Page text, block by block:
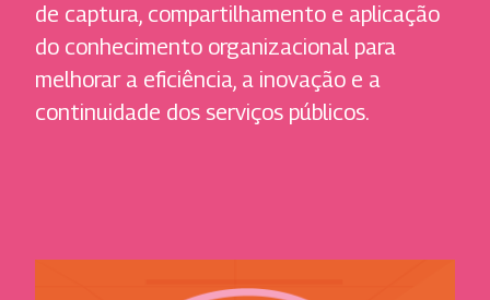
de captura, compartilhamento e aplicação
do conhecimento organizacional para
melhorar a eficiência, a inovação e a
continuidade dos serviços públicos.